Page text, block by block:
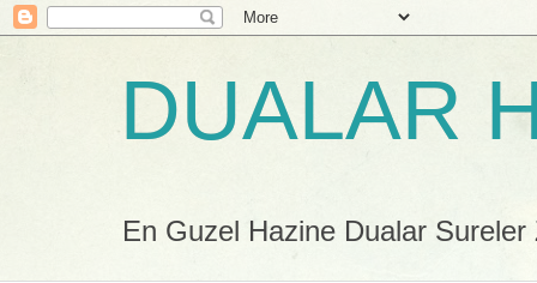
DUALAR
En Guzel Hazine Dualar